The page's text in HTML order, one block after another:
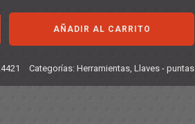
AÑADIR AL CARRITO
Categorías:Herramientas,Llaves - puntas